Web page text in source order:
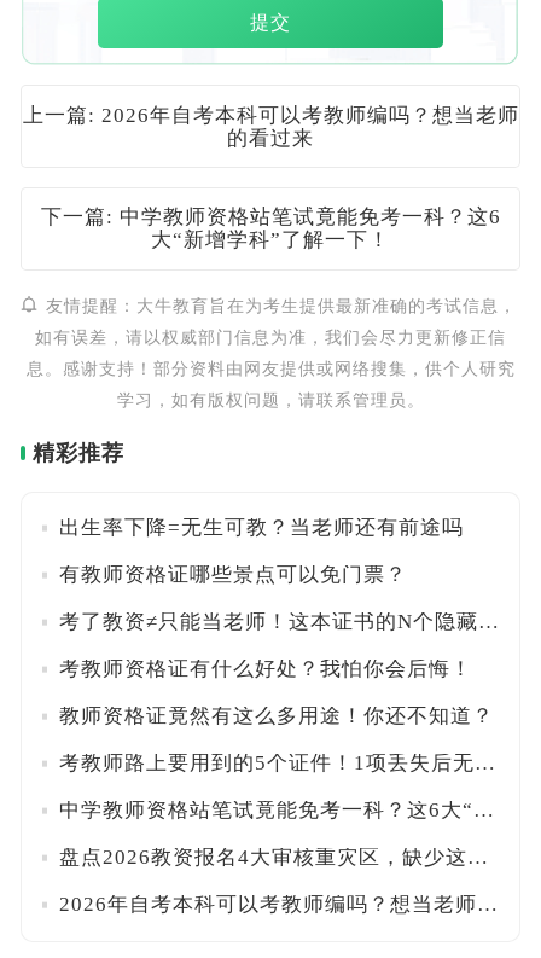
提交
上一篇: 2026年自考本科可以考教师编吗？想当老师
的看过来
下一篇: 中学教师资格站笔试竟能免考一科？这6
大“新增学科”了解一下！
友情提醒：大牛教育旨在为考生提供最新准确的考试信息，
如有误差，请以权威部门信息为准，我们会尽力更新修正信
息。感谢支持！部分资料由网友提供或网络搜集，供个人研究
学习，如有版权问题，请联系管理员。
精彩推荐
出生率下降=无生可教？当老师还有前途吗
有教师资格证哪些景点可以免门票？
考了教资≠只能当老师！这本证书的N个隐藏用途，你知道几个？
考教师资格证有什么好处？我怕你会后悔！
教师资格证竟然有这么多用途！你还不知道？
考教师路上要用到的5个证件！1项丢失后无法补办！
中学教师资格站笔试竟能免考一科？这6大“新增学科”了解一下！
盘点2026教资报名4大审核重灾区，缺少这项资料直接再等半年！
2026年自考本科可以考教师编吗？想当老师的看过来